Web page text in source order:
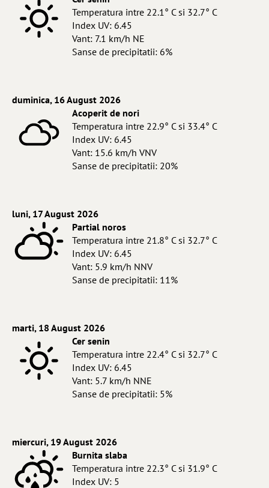
Temperatura intre 22.1° C si 32.7° C
Index UV: 6.45
Vant: 7.1 km/h NE
Sanse de precipitatii: 6%
duminica, 16 August 2026
Acoperit de nori
Temperatura intre 22.9° C si 33.4° C
Index UV: 6.45
Vant: 15.6 km/h VNV
Sanse de precipitatii: 20%
luni, 17 August 2026
Partial noros
Temperatura intre 21.8° C si 32.7° C
Index UV: 6.45
Vant: 5.9 km/h NNV
Sanse de precipitatii: 11%
marti, 18 August 2026
Cer senin
Temperatura intre 22.4° C si 32.7° C
Index UV: 6.45
Vant: 5.7 km/h NNE
Sanse de precipitatii: 5%
miercuri, 19 August 2026
Burnita slaba
Temperatura intre 22.3° C si 31.9° C
Index UV: 5